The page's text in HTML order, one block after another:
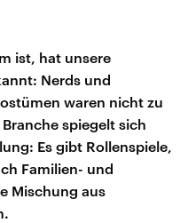
ist, hat unsere
Nerds und
waren nicht zu
spiegelt sich
Es gibt Rollenspiele,
Familien- und
Mischung aus